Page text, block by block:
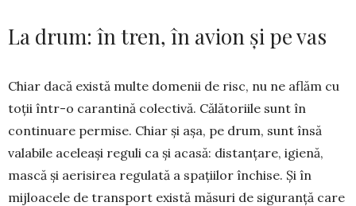
La drum: în tren, în avion și pe vas
Chiar dacă există multe domenii de risc, nu ne aflăm cu
toții într-o carantină colectivă. Călătoriile sunt în
continuare permise. Chiar și așa, pe drum, sunt însă
valabile aceleași reguli ca și acasă: distan­țare, igienă,
mască și aerisirea regulată a spațiilor închise. Și în
mijloacele de transport există măsuri de siguranță care